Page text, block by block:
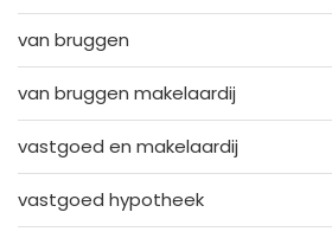
van bruggen
van bruggen makelaardij
vastgoed en makelaardij
vastgoed hypotheek